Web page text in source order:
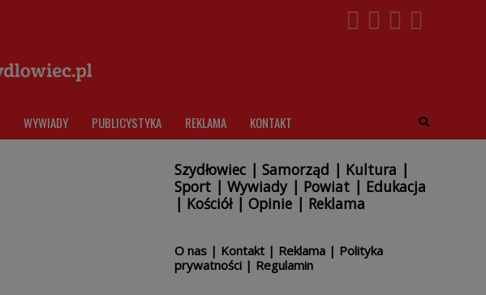
WYWIADY PUBLICYSTYKA REKLAMA KONTAKT
Szydłowiec| Samorząd | Kultura |
Sport| Wywiady| Powiat| Edukacja
| Kościół| Opinie| Reklama
O nas| Kontakt| Reklama| Polityka
prywatności| Regulamin